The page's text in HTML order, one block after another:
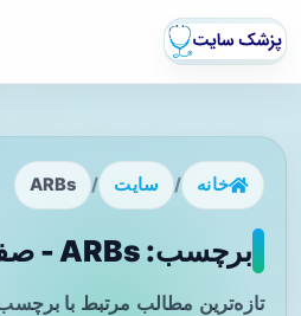
خانه / سایت /
ARBs
برچسب: ARBs - صفحه 1